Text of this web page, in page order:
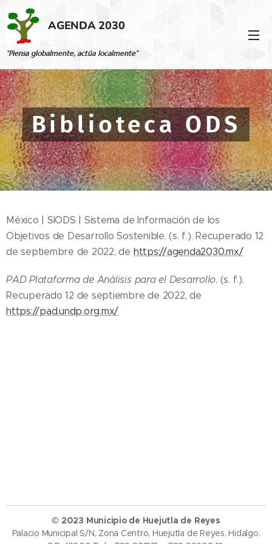
AGENDA 2030
“Piensa globalmente, actúa localmente”
Biblioteca ODS
México | SIODS | Sistema de Información de los
Objetivos de Desarrollo Sostenible. (s. f.). Recuperado 12
de septiembre de 2022, de https://agenda2030.mx/
PAD Plataforma de Análisis para el Desarrollo. (s. f.).
Recuperado 12 de septiembre de 2022, de
https://pad.undp.org.mx/
© 2023 Municipio de Huejutla de Reyes
Palacio Municipal S/N, Zona Centro, Huejutla de Reyes, Hidalgo.